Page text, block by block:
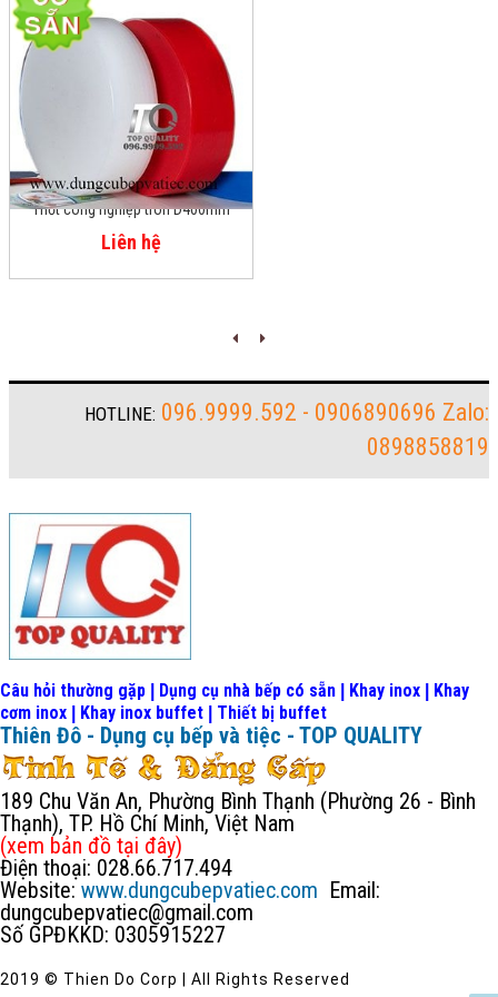
Thớt công nghiệp tròn D400mm
Liên hệ
HOTLINE: 096.9999.592 - 0906890696 Zalo:
0898858819
Câu hỏi thường gặp Dụng cụ nhà bếp có sẵn Khay inox
Khay
cơm inox
Khay inox buffet Thiết bị buffet
Thiên Đô - Dụng cụ bếp và tiệc - TOP QUALITY
189 Chu Văn An, Phường Bình Thạnh (Phường 26 - Bình
Thạnh), TP. Hồ Chí Minh, Việt Nam
(xem bản đồ tại đây)
Điện thoại: 028.66.717.494
Website: www.dungcubepvatiec.com Email:
dungcubepvatiec@gmail.com
Số GPĐKKD: 0305915227
2019 © Thien Do Corp | All Rights Reserved